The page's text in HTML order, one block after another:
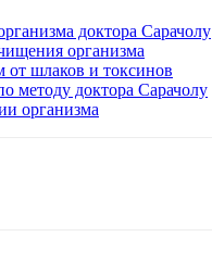
доктора Сарачолу
организма
от шлаков и токсинов
методу доктора Сарачолу
организма